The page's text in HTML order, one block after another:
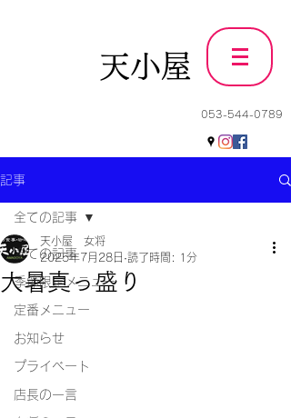
天小屋
053-544-0789
記事
全ての記事
季節限定メニュー
定番メニュー
お知らせ
プライベート
店長の一言
全ての記事
大暑真っ盛り
天小屋 女将
2025年7月28日 読了時間: 1分